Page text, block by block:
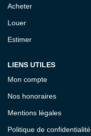
Acheter
Louer
Estimer
LIENS UTILES
Mon compte
Nos honoraires
Mentions légales
Politique de confidentialité